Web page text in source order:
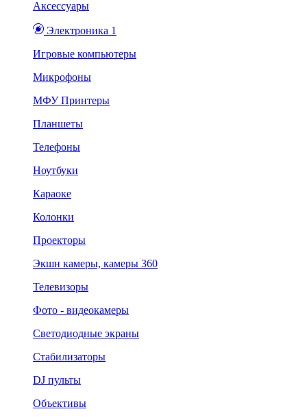
Аксессуары
Электроника 1
Игровые компьютеры
Микрофоны
МФУ Принтеры
Планшеты
Телефоны
Ноутбуки
Караоке
Колонки
Проекторы
Экшн камеры, камеры 360
Телевизоры
Фото - видеокамеры
Светодиодные экраны
Стабилизаторы
DJ пульты
Объективы